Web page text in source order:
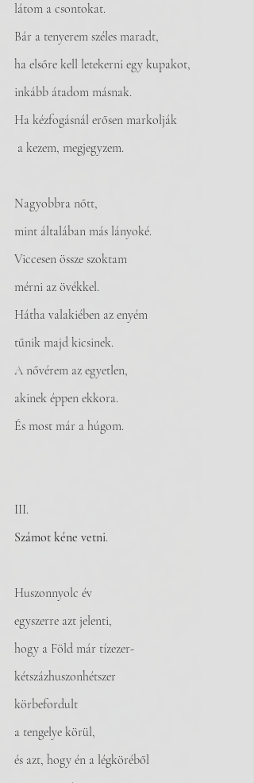
látom a csontokat.
Bár a tenyerem széles maradt,
ha elsőre kell letekerni egy kupakot,
inkább átadom másnak.
Ha kézfogásnál erősen markolják
a kezem, megjegyzem.
Nagyobbra nőtt,
mint általában más lányoké.
Viccesen össze szoktam
mérni az övékkel.
Hátha valakiében az enyém
tűnik majd kicsinek.
A nővérem az egyetlen,
akinek éppen ekkora.
És most már a húgom.
III.
Számot kéne vetni.
Huszonnyolc év
egyszerre azt jelenti,
hogy a Föld már tízezer-
kétszázhuszonhétszer
körbefordult
a tengelye körül,
és azt, hogy én a légköréből